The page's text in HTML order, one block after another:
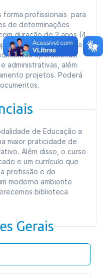
forma profissionais para
de determinações
duração de 2 anos (4
técnicas para
operacionais
administrativas, além
projetos. Poderá
de Educação a
maior praticidade de
Além disso, o curso
e um currículo que
profissão e do
moderno ambiente
biblioteca
Gerais